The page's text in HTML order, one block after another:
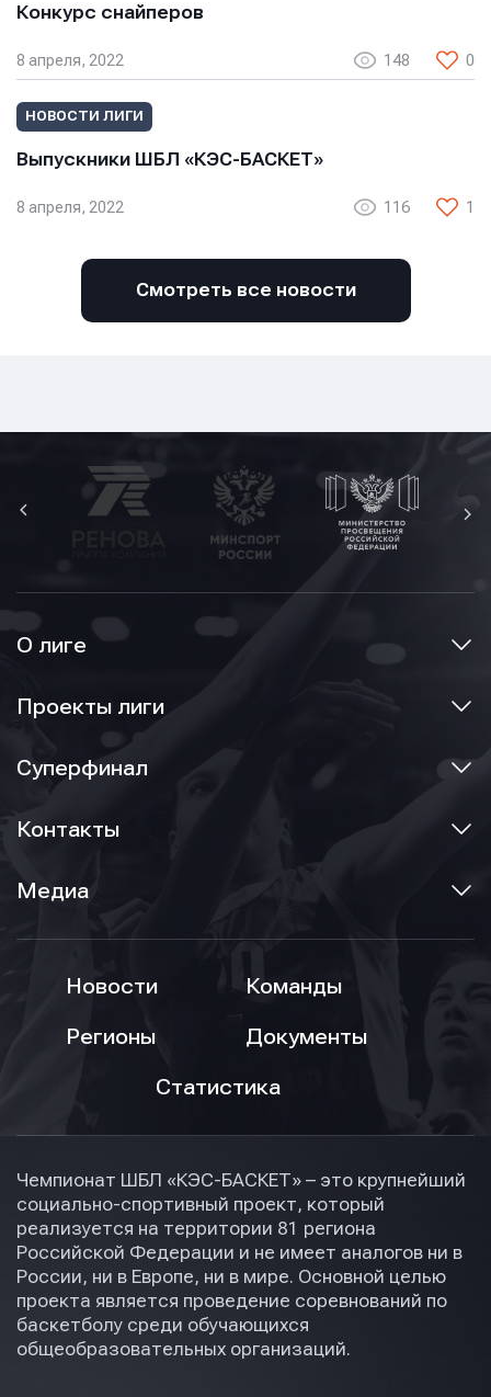
Конкурс снайперов
8 апреля, 2022 148 0
НОВОСТИ ЛИГИ
Выпускники ШБЛ «КЭС-БАСКЕТ»
8 апреля, 2022 116 1
Смотреть все новости
О лиге
Проекты лиги
Суперфинал
Контакты
Медиа
Новости
Команды
Регионы
Документы
Статистика
Чемпионат ШБЛ «КЭС-БАСКЕТ» – это крупнейший
социально-спортивный проект, который
реализуется на территории 81 региона
Российской Федерации и не имеет аналогов ни в
России, ни в Европе, ни в мире. Основной целью
проекта является проведение соревнований по
баскетболу среди обучающихся
общеобразовательных организаций.